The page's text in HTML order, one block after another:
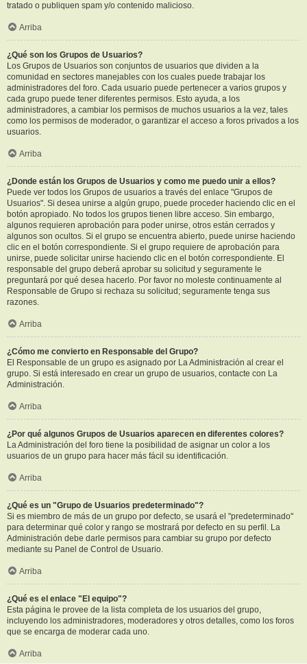
tratado o publiquen spam y/o contenido malicioso.
Arriba
¿Qué son los Grupos de Usuarios?
Los Grupos de Usuarios son conjuntos de usuarios que dividen a la
comunidad en sectores manejables con los cuales puede trabajar los
administradores del foro. Cada usuario puede pertenecer a varios grupos y
cada grupo puede tener diferentes permisos. Esto ayuda, a los
administradores, a cambiar los permisos de muchos usuarios a la vez, tales
como los permisos de moderador, o garantizar el acceso a foros privados a los
usuarios.
Arriba
¿Donde están los Grupos de Usuarios y como me puedo unir a ellos?
Puede ver todos los Grupos de usuarios a través del enlace "Grupos de
Usuarios". Si desea unirse a algún grupo, puede proceder haciendo clic en el
botón apropiado. No todos los grupos tienen libre acceso. Sin embargo,
algunos requieren aprobación para poder unirse, otros están cerrados y
algunos son ocultos. Si el grupo se encuentra abierto, puede unirse haciendo
clic en el botón correspondiente. Si el grupo requiere de aprobación para
unirse, puede solicitar unirse haciendo clic en el botón correspondiente. El
responsable del grupo deberá aprobar su solicitud y seguramente le
preguntará por qué desea hacerlo. Por favor no moleste continuamente al
Responsable de Grupo si rechaza su solicitud; seguramente tenga sus
razones.
Arriba
¿Cómo me convierto en Responsable del Grupo?
El Responsable de un grupo es asignado por La Administración al crear el
grupo. Si está interesado en crear un grupo de usuarios, contacte con La
Administración.
Arriba
¿Por qué algunos Grupos de Usuarios aparecen en diferentes colores?
La Administración del foro tiene la posibilidad de asignar un color a los
usuarios de un grupo para hacer más fácil su identificación.
Arriba
¿Qué es un "Grupo de Usuarios predeterminado"?
Si es miembro de más de un grupo por defecto, se usará el "predeterminado"
para determinar qué color y rango se mostrará por defecto en su perfil. La
Administración debe darle permisos para cambiar su grupo por defecto
mediante su Panel de Control de Usuario.
Arriba
¿Qué es el enlace "El equipo"?
Esta página le provee de la lista completa de los usuarios del grupo,
incluyendo los administradores, moderadores y otros detalles, como los foros
que se encarga de moderar cada uno.
Arriba